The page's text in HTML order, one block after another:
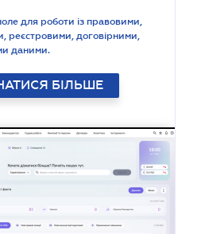
для роботи із правовими,
реєстровими, договірними,
даними.
БІЛЬШЕ